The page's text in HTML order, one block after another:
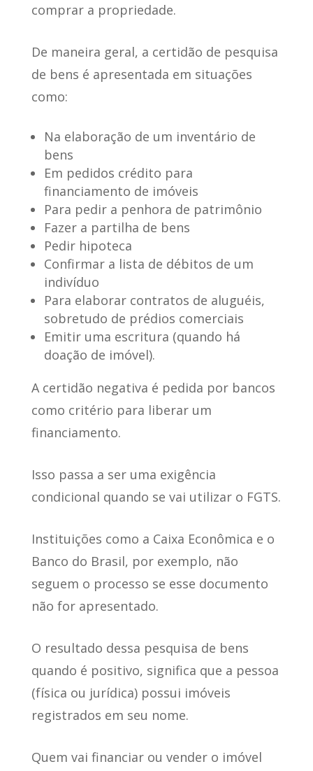
comprar a propriedade.
De maneira geral, a certidão de pesquisa
de bens é apresentada em situações
como:
Na elaboração de um inventário de
bens
Em pedidos crédito para
financiamento de imóveis
Para pedir a penhora de patrimônio
Fazer a partilha de bens
Pedir hipoteca
Confirmar a lista de débitos de um
indivíduo
Para elaborar contratos de aluguéis,
sobretudo de prédios comerciais
Emitir uma escritura (quando há
doação de imóvel).
A certidão negativa é pedida por bancos
como critério para liberar um
financiamento.
Isso passa a ser uma exigência
condicional quando se vai utilizar o FGTS.
Instituições como a Caixa Econômica e o
Banco do Brasil, por exemplo, não
seguem o processo se esse documento
não for apresentado.
O resultado dessa pesquisa de bens
quando é positivo, significa que a pessoa
(física ou jurídica) possui imóveis
registrados em seu nome.
Quem vai financiar ou vender o imóvel